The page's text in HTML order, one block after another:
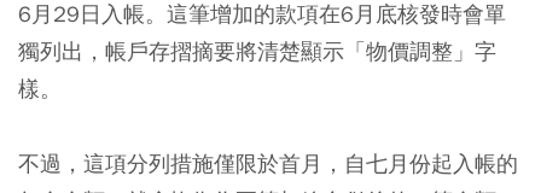
6月29日入帳。 這筆增加的款項在6月底核發時會單
獨列出，帳戶存摺摘要將清楚顯示「物價調整」字
樣。
不過，這項分列措施僅限於首月，自七月份起入帳的